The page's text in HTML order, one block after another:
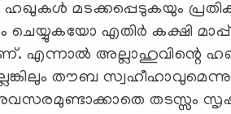
മടക്കപ്പെടുകയും
എതിര്‍ കക്ഷി
എന്നാല്‍ അല്ലാഹുവിന്റെ ഹഖ്
തൗബ
തടസ്സം